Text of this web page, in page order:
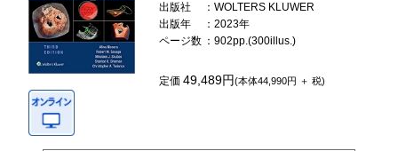
出版社
：WOLTERS KLUWER
出版年
：2023年
ページ数 ：902pp.(300illus.)
定価49,489円(本体44,990円 ＋ 税)